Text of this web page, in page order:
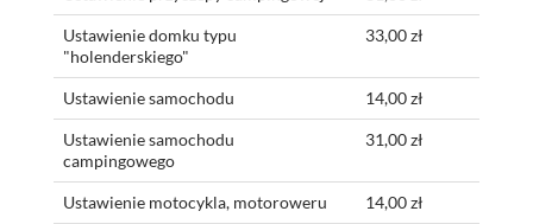
Ustawienie domku typu
"holenderskiego"
33,00 zł
Ustawienie samochodu 14,00 zł
Ustawienie samochodu
campingowego
31,00 zł
Ustawienie motocykla, motoroweru 14,00 zł